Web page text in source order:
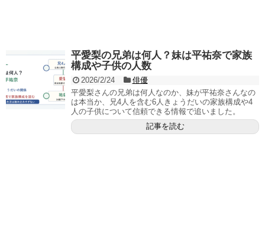
平愛梨の兄弟は何人？妹は平祐奈で家族
構成や子供の人数
2026/2/24
俳優
平愛梨さんの兄弟は何人なのか、妹が平祐奈さんなの
は本当か、兄4人を含む6人きょうだいの家族構成や4
人の子供について信頼できる情報で追いました。
記事を読む